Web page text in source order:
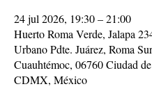
24 jul 2026, 19:30 – 21:00
Huerto Roma Verde, Jalapa
Urbano Pdte. Juárez, Roma
Cuauhtémoc, 06760 Ciudad
CDMX, México